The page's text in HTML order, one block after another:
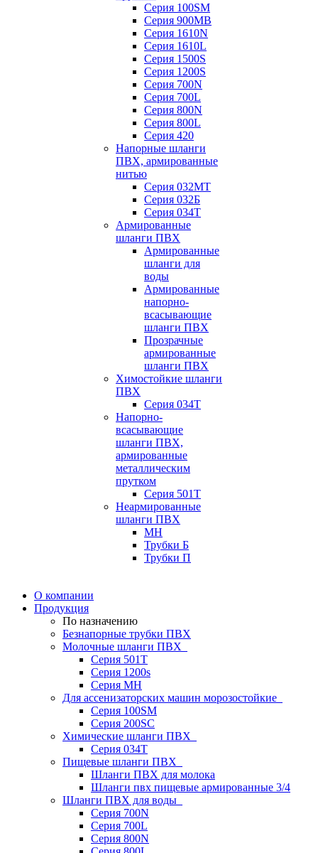
Серия 100SM
Серия 900MB
Серия 1610N
Серия 1610L
Серия 1500S
Серия 1200S
Серия 700N
Серия 700L
Серия 800N
Серия 800L
Серия 420
Напорные шланги
ПВХ, армированные
нитью
Серия 032МТ
Серия 032Б
Серия 034Т
Армированные
шланги ПВХ
Армированные
шланги для
воды
Армированные
напорно-
всасывающие
шланги ПВХ
Прозрачные
армированные
шланги ПВХ
Химостойкие шланги
ПВХ
Серия 034Т
Напорно-
всасывающие
шланги ПВХ,
армированные
металлическим
прутком
Серия 501T
Неармированные
шланги ПВХ
МН
Трубки Б
Трубки П
О компании
Продукция
По назначению
Безнапорные трубки ПВХ
Молочные шланги ПВХ
Серия 501T
Серия 1200s
Серия МН
Для ассенизаторских машин морозостойкие
Серия 100SM
Серия 200SС
Химические шланги ПВХ
Серия 034Т
Пищевые шланги ПВХ
Шланги ПВХ для молока
Шланги пвх пищевые армированные 3/4
Шланги ПВХ для воды
Серия 700N
Серия 700L
Серия 800N